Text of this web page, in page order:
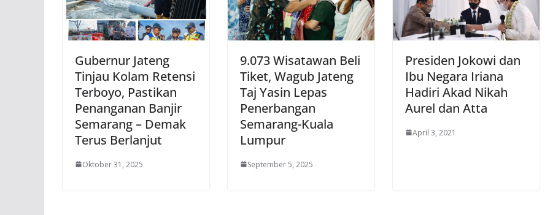
Gubernur Jateng
Tinjau Kolam Retensi
Terboyo, Pastikan
Penanganan Banjir
Semarang – Demak
Terus Berlanjut
Oktober 31, 2025
9.073 Wisatawan Beli
Tiket, Wagub Jateng
Taj Yasin Lepas
Penerbangan
Semarang-Kuala
Lumpur
September 5, 2025
Presiden Jokowi dan
Ibu Negara Iriana
Hadiri Akad Nikah
Aurel dan Atta
April 3, 2021